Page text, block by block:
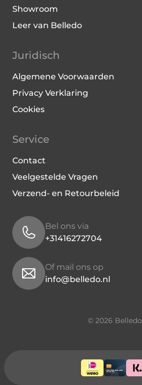
Showroom
Leer van Belledo
Juridisch
Algemene Voorwaarden
Privacy Verklaring
Cookies
Service
Contact
Veelgestelde Vragen
Verzend- en Retourbeleid
Bel ons via
+31416272704
Of mail ons op
info@belledo.nl
© 2026 Belledo